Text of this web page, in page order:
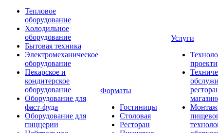
Тепловое
оборудование
Холодильное
оборудование
Бытовая техника
Электромеханическое
оборудование
Пекарское и
кондитерское
оборудование
Оборудование для
фаст-фуда
Оборудование для
пиццерии
Форматы
Гостиницы
Столовая
Ресторан
Услуги
Монтаж